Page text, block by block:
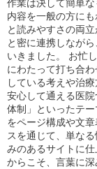
作業は決して簡単
内容を一般の方に
と読みやすさの両
と密に連携しなが
いきました。 お忙
にわたって打ち合
している考えや治
安心して通える医
体制」といったテ
をページ構成や文
スを通じて、単な
みのあるサイトに
からこそ、言葉に深